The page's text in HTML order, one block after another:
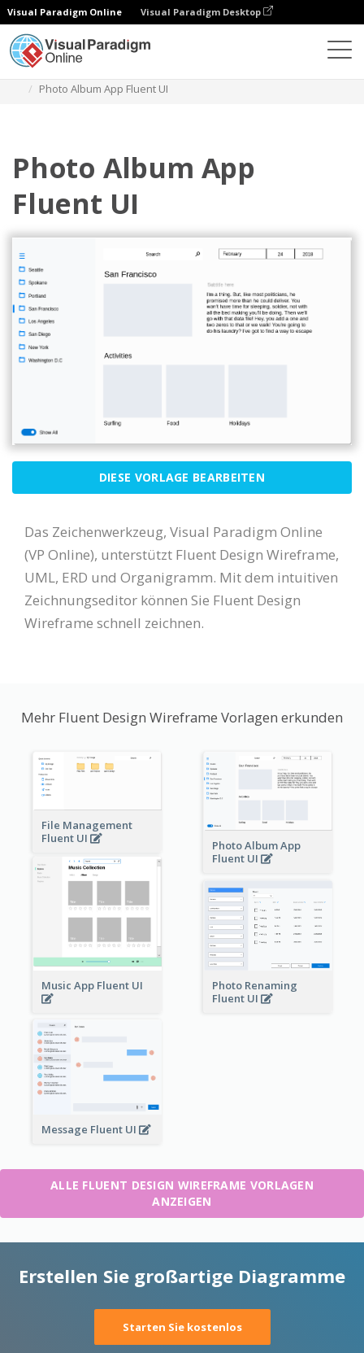
Visual Paradigm Online Visual Paradigm Desktop
Photo Album App Fluent UI
Photo Album App
Fluent UI
DIESE VORLAGE BEARBEITEN
Das Zeichenwerkzeug, Visual Paradigm Online
(VP Online), unterstützt Fluent Design Wireframe,
UML, ERD und Organigramm. Mit dem intuitiven
Zeichnungseditor können Sie Fluent Design
Wireframe schnell zeichnen.
Mehr Fluent Design Wireframe Vorlagen erkunden
File Management
Fluent UI
Photo Album App
Fluent UI
Music App Fluent UI
Photo Renaming
Fluent UI
Message Fluent UI
ALLE FLUENT DESIGN WIREFRAME VORLAGEN
ANZEIGEN
Erstellen Sie großartige Diagramme
Starten Sie kostenlos